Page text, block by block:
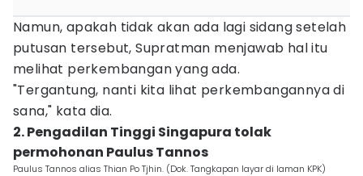
Namun, apakah tidak akan ada lagi sidang setelah
putusan tersebut, Supratman menjawab hal itu
melihat perkembangan yang ada.
"Tergantung, nanti kita lihat perkembangannya di
sana," kata dia.
2. Pengadilan Tinggi Singapura tolak
permohonan Paulus Tannos
Paulus Tannos alias Thian Po Tjhin. (Dok. Tangkapan layar di laman KPK)